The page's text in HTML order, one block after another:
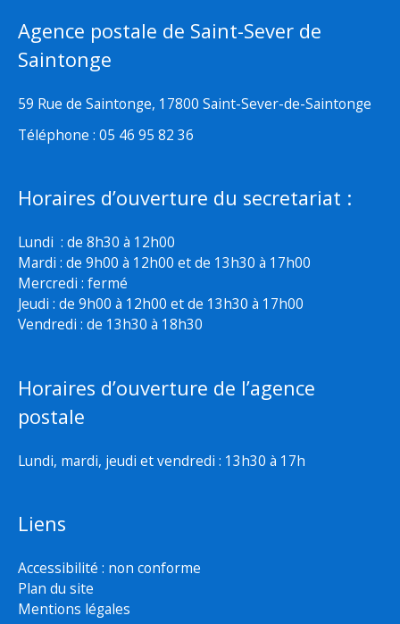
Agence postale de Saint-Sever de
Saintonge
59 Rue de Saintonge, 17800 Saint-Sever-de-Saintonge
Téléphone : 05 46 95 82 36
Horaires d’ouverture du secretariat :
Lundi : de 8h30 à 12h00
Mardi : de 9h00 à 12h00 et de 13h30 à 17h00
Mercredi : fermé
Jeudi : de 9h00 à 12h00 et de 13h30 à 17h00
Vendredi : de 13h30 à 18h30
Horaires d’ouverture de l’agence
postale
Lundi, mardi, jeudi et vendredi : 13h30 à 17h
Liens
Accessibilité : non conforme
Plan du site
Mentions légales